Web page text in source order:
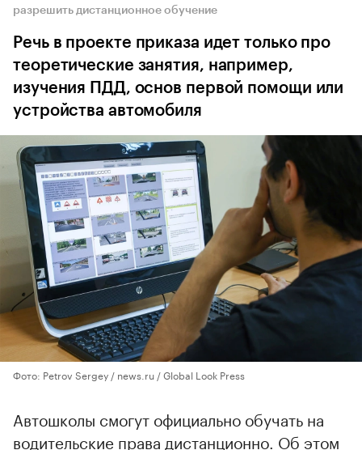
разрешить дистанционное обучение
Речь в проекте приказа идет только про
теоретические занятия, например,
изучения ПДД, основ первой помощи или
устройства автомобиля
Фото: Petrov Sergey / news.ru / Global Look Press
Автошколы смогут официально обучать на
водительские права дистанционно. Об этом